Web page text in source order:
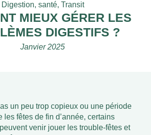
Digestion, santé, Transit
MIEUX GÉRER LES
DIGESTIFS ?
Janvier 2025
un peu trop copieux ou une période
les fêtes de fin d’année, certains
venir jouer les trouble-fêtes et